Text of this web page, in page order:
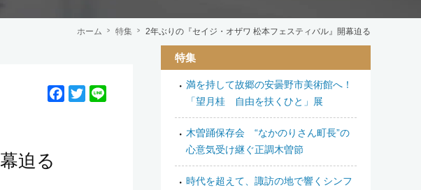
ホーム 特集 2年ぶりの『セイジ・オザワ 松本フェスティバル』開幕迫る
F
T
迫る
特集
満を持して故郷の安曇野市美術館へ！
「望月桂 自由を扶くひと」展
木曽踊保存会 “なかのりさん町長”の
心意気受け継ぐ正調木曽節
時代を超えて、諏訪の地で響くシンフ